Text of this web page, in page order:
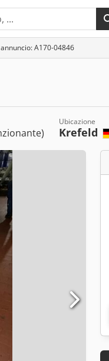
A170-04846
Ubicazione
Krefeld